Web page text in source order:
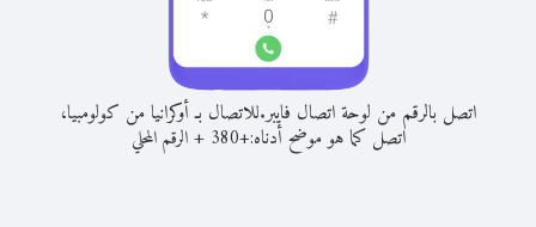
اتصل بالرقم من لوحة اتصال فايبر.للاتصال بـ أوكرانيا من كولومبيا،
اتصل كما هو موضح أدناه:+
380
+الرقم المحلي